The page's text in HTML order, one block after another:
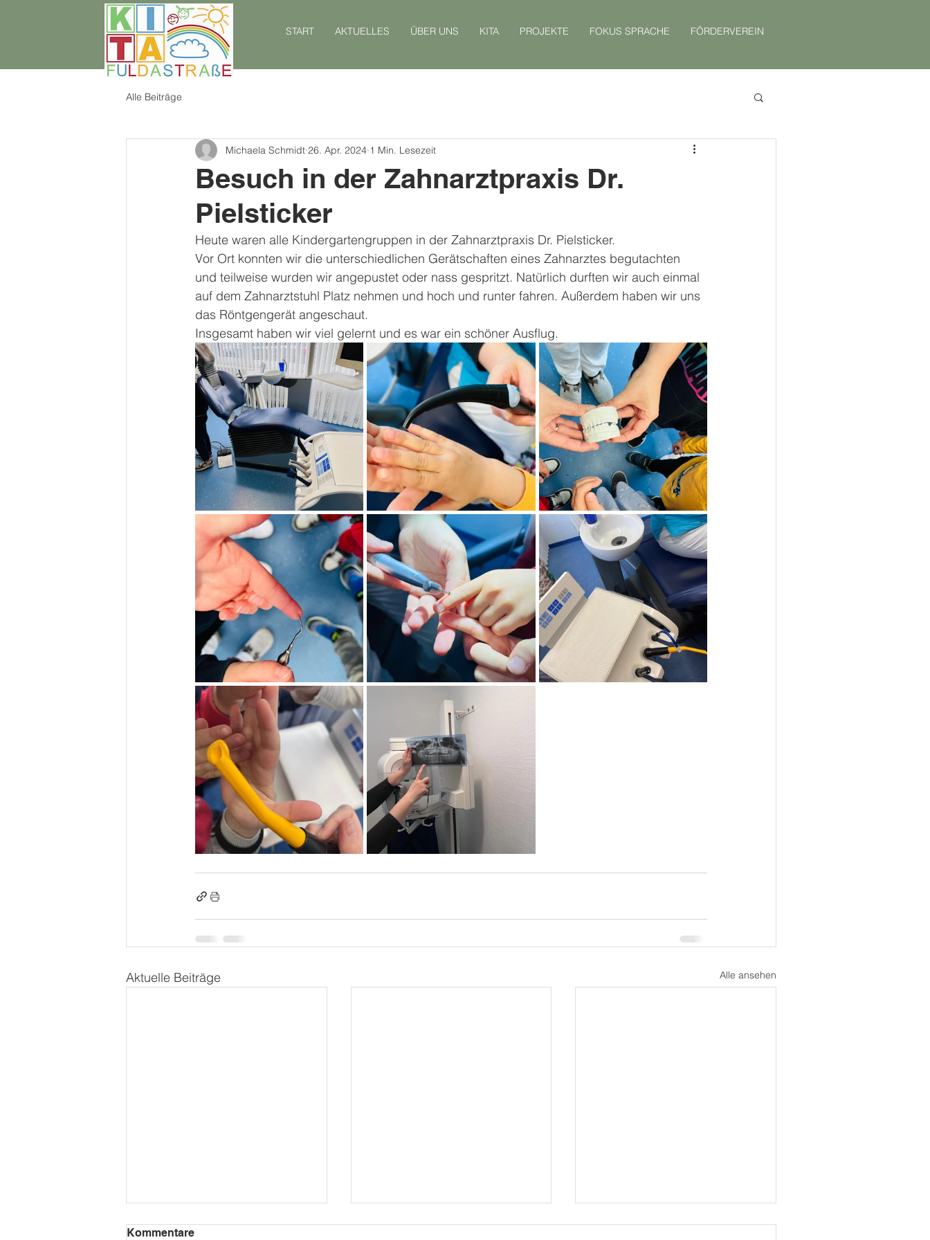
START AKTUELLES ÜBER UNS KITA PROJEKTE FOKUS SPRACHE FÖRDERVEREIN
Alle Beiträge
Besuch in der Zahnarztpraxis Dr.
Pielsticker
Michaela Schmidt 26. Apr. 2024 1 Min. Lesezeit
Heute waren alle Kindergartengruppen in der Zahnarztpraxis Dr. Pielsticker.
Vor Ort konnten wir die unterschiedlichen Gerätschaften eines Zahnarztes begutachten
und teilweise wurden wir angepustet oder nass gespritzt. Natürlich durften wir auch einmal
auf dem Zahnarztstuhl Platz nehmen und hoch und runter fahren. Außerdem haben wir uns
das Röntgengerät angeschaut.
Insgesamt haben wir viel gelernt und es war ein schöner Ausflug.
Aktuelle Beiträge Alle ansehen
Kommentare